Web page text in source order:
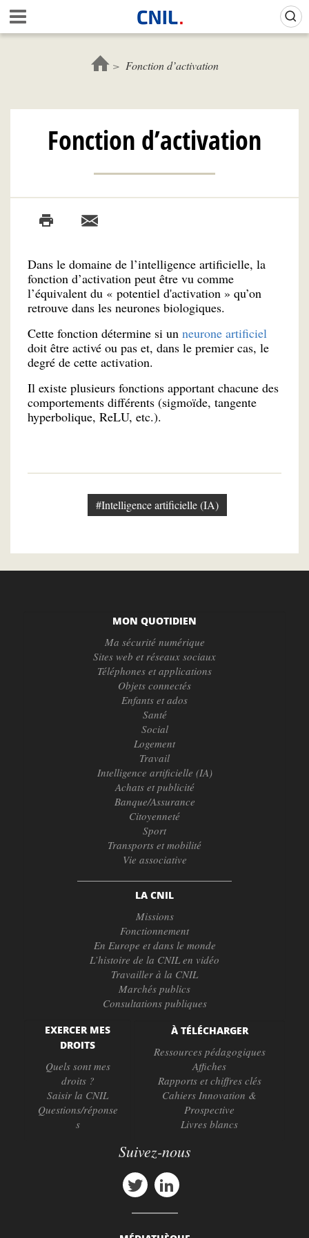
Aller
au
contenu
c
u
l
C
N
Fonction d’activation
Fonction d’activation
Dans le domaine de l’intelligence artificielle, la
fonction d’activation peut être vu comme
l’équivalent du « potentiel d'activation » qu’on
retrouve dans les neurones biologiques.
Cette fonction détermine si un neurone artificiel
doit être activé ou pas et, dans le premier cas, le
degré de cette activation.
Il existe plusieurs fonctions apportant chacune des
comportements différents (sigmoïde, tangente
hyperbolique, ReLU, etc.).
#Intelligence artificielle (IA)
MON QUOTIDIEN
Ma sécurité numérique
Sites web et réseaux sociaux
Téléphones et applications
Objets connectés
Enfants et ados
Santé
Social
Logement
Travail
Intelligence artificielle (IA)
Achats et publicité
Banque/Assurance
Citoyenneté
Sport
Transports et mobilité
Vie associative
LA CNIL
Missions
Fonctionnement
En Europe et dans le monde
L’histoire de la CNIL en vidéo
Travailler à la CNIL
Marchés publics
Consultations publiques
EXERCER MES
DROITS
Quels sont mes
droits ?
Saisir la CNIL
Questions/réponse
s
À TÉLÉCHARGER
Ressources pédagogiques
Affiches
Rapports et chiffres clés
Cahiers Innovation &
Prospective
Livres blancs
Suivez-nous
Gestion de vos préférences sur les cookies (témoins de connexion)